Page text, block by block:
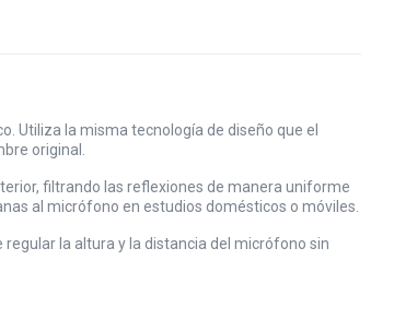
Utiliza la misma tecnología de diseño que el
original.
filtrando las reflexiones de manera uniforme
al micrófono en estudios domésticos o móviles.
la altura y la distancia del micrófono sin